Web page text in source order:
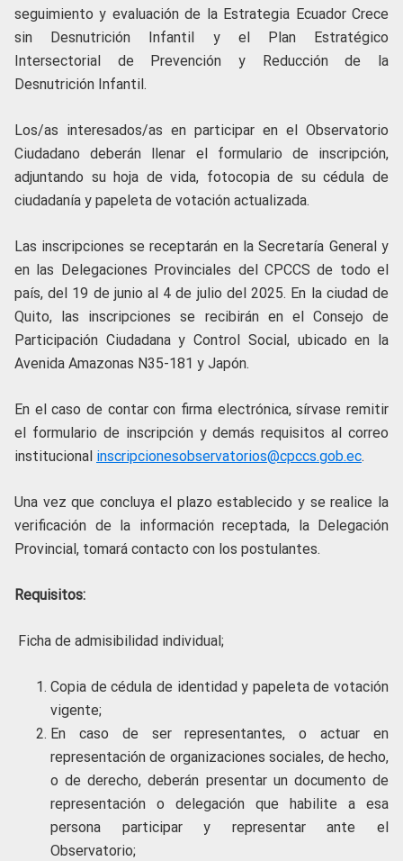
seguimiento y evaluación de la Estrategia Ecuador Crece
sin Desnutrición Infantil y el Plan Estratégico
Intersectorial de Prevención y Reducción de la
Desnutrición Infantil.
Los/as interesados/as en participar en el Observatorio
Ciudadano deberán llenar el formulario de inscripción,
adjuntando su hoja de vida, fotocopia de su cédula de
ciudadanía y papeleta de votación actualizada.
Las inscripciones se receptarán en la Secretaría General y
en las Delegaciones Provinciales del CPCCS de todo el
país, del 19 de junio al 4 de julio del 2025. En la ciudad de
Quito, las inscripciones se recibirán en el Consejo de
Participación Ciudadana y Control Social, ubicado en la
Avenida Amazonas N35-181 y Japón.
En el caso de contar con firma electrónica, sírvase remitir
el formulario de inscripción y demás requisitos al correo
institucional inscripcionesobservatorios@cpccs.gob.ec.
Una vez que concluya el plazo establecido y se realice la
verificación de la información receptada, la Delegación
Provincial, tomará contacto con los postulantes.
Requisitos:
Ficha de admisibilidad individual;
Copia de cédula de identidad y papeleta de votación
vigente;
En caso de ser representantes, o actuar en
representación de organizaciones sociales, de hecho,
o de derecho, deberán presentar un documento de
representación o delegación que habilite a esa
persona participar y representar ante el
Observatorio;